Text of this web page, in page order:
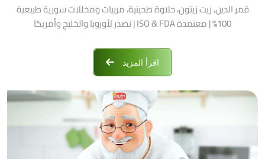
قمر الدين، زيت زيتون، حلاوة طحينية، مربيات ومخللات سورية طبيعية
100% | معتمدة ISO & FDA | نصدر لأوروبا والخليج وأمريكا
اقرأ المزيد